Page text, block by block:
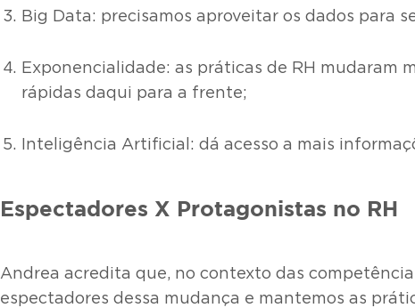
Big Data: precisamos aproveitar os dados para
Exponencialidade: as práticas de RH mudaram
rápidas daqui para a frente;
Inteligência Artificial: dá acesso a mais
Espectadores X Protagonistas no RH
Andrea acredita que, no contexto das
espectadores dessa mudança e mantemos as